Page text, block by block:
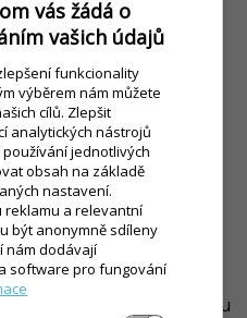
prostredníctvom
údajov udeľujem
tohto súhlasu.
kedykoľvek odvolať po
sk/dashboard alebo
podpora(at)ikelp.sk
okrem
údajov znemožní
služieb alebo ochranu
vás žádá o
vašich údajů
funkcionality
výběrem nám můžete
cílů. Zlepšit
analytických nástrojů
jednotlivých
obsah na základě
nastavení.
reklamu a relevantní
být anonymně sdíleny
nám dodávají
software pro fungování